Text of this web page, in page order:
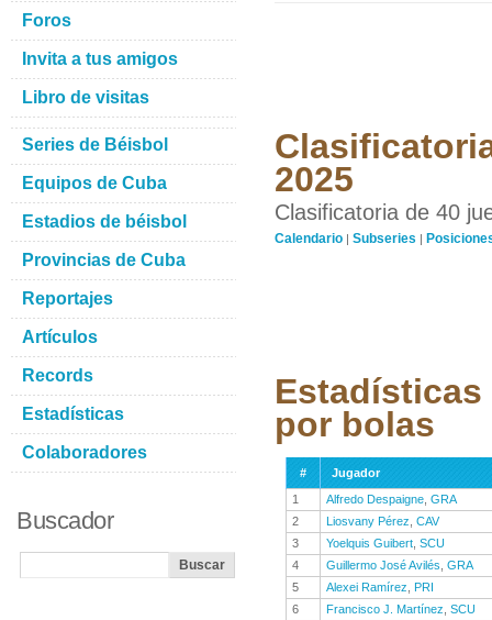
2025
Clasificatoria de 40
Calendario | Subseries |
Estadísticas
por bolas
#
Jugador
1
Alfredo Despaigne GRA
2
Liosvany Pérez CAV
3
Yoelquis Guibert SCU
4
Guillermo José Avilés GRA
5
Alexei Ramírez
PRI
6
Francisco J. Martínez SCU
Foros
Invita a tus amigos
Libro de visitas
Series de Béisbol
Equipos de Cuba
Estadios de béisbol
Provincias de Cuba
Reportajes
Artículos
Records
Estadísticas
Colaboradores
Buscador